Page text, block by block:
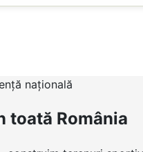
națională
toată România